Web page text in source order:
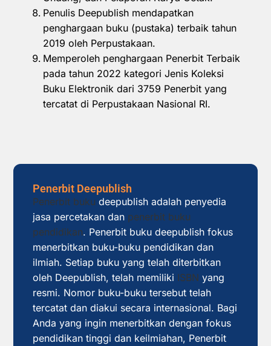
Penulis Deepublish mendapatkan
penghargaan buku (pustaka) terbaik tahun
2019 oleh Perpustakaan.
Memperoleh penghargaan Penerbit Terbaik
pada tahun 2022 kategori Jenis Koleksi
Buku Elektronik dari 3759 Penerbit yang
tercatat di Perpustakaan Nasional RI.
Penerbit Deepublish
Penerbit buku deepublish adalah penyedia
jasa percetakan dan penerbit buku
pendidikan. Penerbit buku deepublish fokus
menerbitkan buku-buku pendidikan dan
ilmiah. Setiap buku yang telah diterbitkan
oleh Deepublish, telah memiliki ISBN yang
resmi. Nomor buku-buku tersebut telah
tercatat dan diakui secara internasional. Bagi
Anda yang ingin menerbitkan dengan fokus
pendidikan tinggi dan keilmiahan, Penerbit